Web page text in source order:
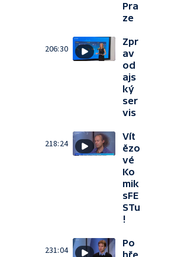
Pra
ze
206:30
Zpr
av
od
ajs
ký
ser
vis
218:24
Vít
ězo
vé
Ko
mik
sFE
STu
!
231:04
Po
hře